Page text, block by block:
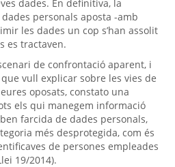
dades. En definitiva, la
personals aposta -amb
les dades un cop s’han assolit
es tractaven.
de confrontació aparent, i
vull explicar sobre les vies de
oposats, constato una
els qui manegem informació
farcida de dades personals,
més desprotegida, com és
de persones empleades
19/2014).